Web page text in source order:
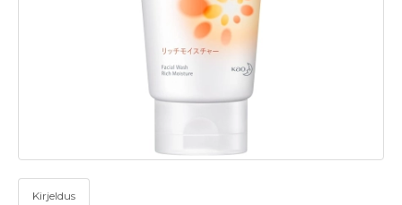
Kirjeldus